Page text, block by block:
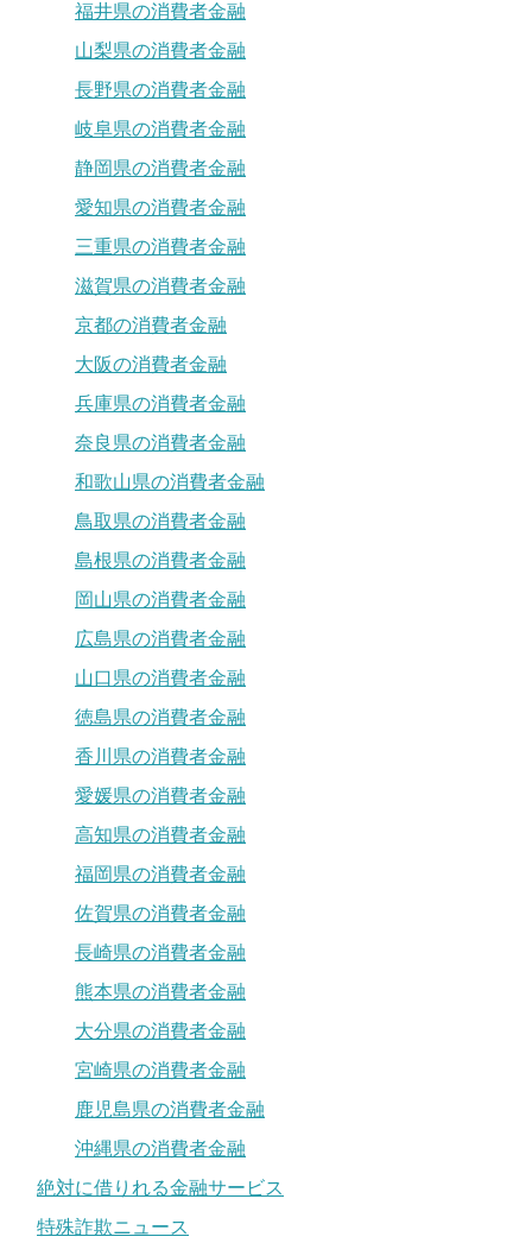
福井県の消費者金融
山梨県の消費者金融
長野県の消費者金融
岐阜県の消費者金融
静岡県の消費者金融
愛知県の消費者金融
三重県の消費者金融
滋賀県の消費者金融
京都の消費者金融
大阪の消費者金融
兵庫県の消費者金融
奈良県の消費者金融
和歌山県の消費者金融
鳥取県の消費者金融
島根県の消費者金融
岡山県の消費者金融
広島県の消費者金融
山口県の消費者金融
徳島県の消費者金融
香川県の消費者金融
愛媛県の消費者金融
高知県の消費者金融
福岡県の消費者金融
佐賀県の消費者金融
長崎県の消費者金融
熊本県の消費者金融
大分県の消費者金融
宮崎県の消費者金融
鹿児島県の消費者金融
沖縄県の消費者金融
絶対に借りれる金融サービス
特殊詐欺ニュース